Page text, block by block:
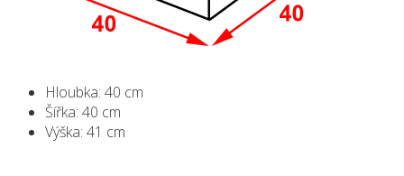
Hloubka: 40 cm
Šířka: 40 cm
Výška: 41 cm